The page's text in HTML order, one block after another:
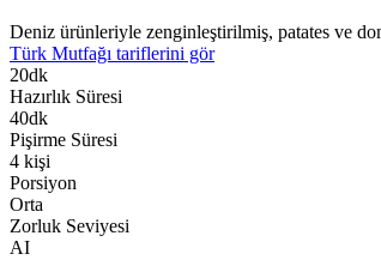
Deniz ürünleriyle zenginleştirilmiş, patates ve
Türk Mutfağı tariflerini gör
20dk
Hazırlık Süresi
40dk
Pişirme Süresi
4 kişi
Porsiyon
Orta
Zorluk Seviyesi
AI